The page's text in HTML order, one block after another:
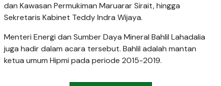
dan Kawasan Permukiman Maruarar Sirait, hingga
Sekretaris Kabinet Teddy Indra Wijaya.
Menteri Energi dan Sumber Daya Mineral Bahlil Lahadalia
juga hadir dalam acara tersebut. Bahlil adalah mantan
ketua umum Hipmi pada periode 2015-2019.